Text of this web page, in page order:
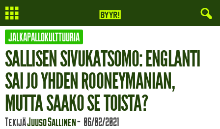
JALKAPALLOKULTTUURIA
SALLISEN SIVUKATSOMO: ENGLANTI
SAI JO YHDEN ROONEYMANIAN,
MUTTA SAAKO SE TOISTA?
TekijäJuuso Sallinen- 06/02/2021